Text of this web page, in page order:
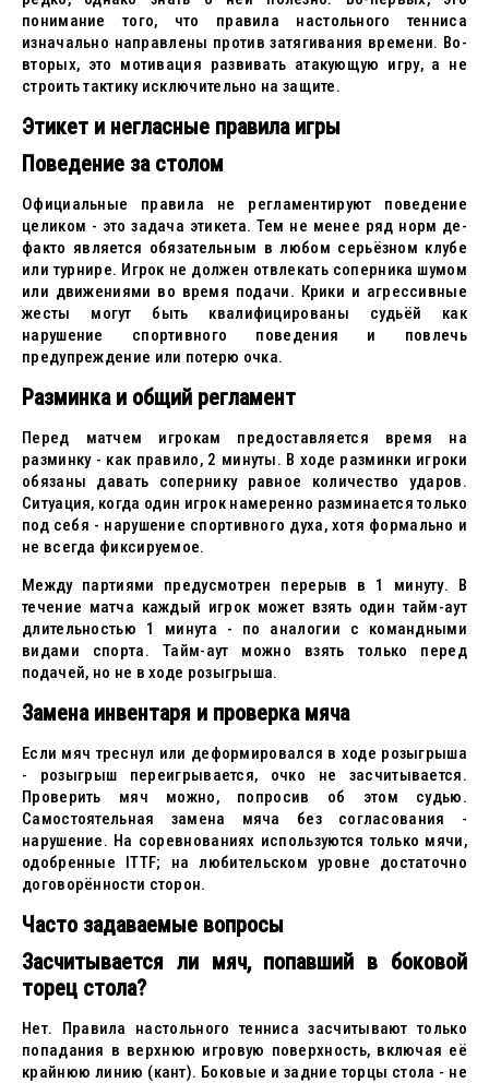
понимание того, что правила настольного тенниса
изначально направлены против затягивания времени. Во-
вторых, это мотивация развивать атакующую игру, а не
строить тактику исключительно на защите.
Этикет и негласные правила игры
Поведение за столом
Официальные правила не регламентируют поведение
целиком - это задача этикета. Тем не менее ряд норм де-
факто является обязательным в любом серьёзном клубе
или турнире. Игрок не должен отвлекать соперника шумом
или движениями во время подачи. Крики и агрессивные
жесты могут быть квалифицированы судьёй как
нарушение спортивного поведения и повлечь
предупреждение или потерю очка.
Разминка и общий регламент
Перед матчем игрокам предоставляется время на
разминку - как правило, 2 минуты. В ходе разминки игроки
обязаны давать сопернику равное количество ударов.
Ситуация, когда один игрок намеренно разминается только
под себя - нарушение спортивного духа, хотя формально и
не всегда фиксируемое.
Между партиями предусмотрен перерыв в 1 минуту. В
течение матча каждый игрок может взять один тайм-аут
длительностью 1 минута - по аналогии с командными
видами спорта. Тайм-аут можно взять только перед
подачей, но не в ходе розыгрыша.
Замена инвентаря и проверка мяча
Если мяч треснул или деформировался в ходе розыгрыша
- розыгрыш переигрывается, очко не засчитывается.
Проверить мяч можно, попросив об этом судью.
Самостоятельная замена мяча без согласования -
нарушение. На соревнованиях используются только мячи,
одобренные ITTF; на любительском уровне достаточно
договорённости сторон.
Часто задаваемые вопросы
Засчитывается ли мяч, попавший в боковой
торец стола?
Нет. Правила настольного тенниса засчитывают только
попадания в верхнюю игровую поверхность, включая её
крайнюю линию (кант). Боковые и задние торцы стола - не